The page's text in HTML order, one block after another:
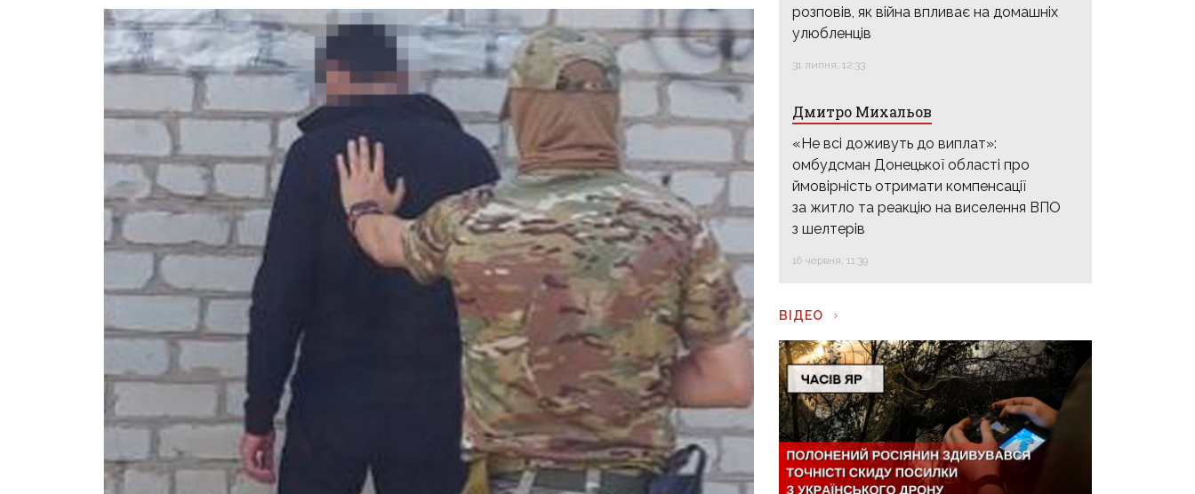
розповів, як війна впливає на домашніх
улюбленців
31 липня, 12:33
Дмитро Михальов
«Не всі доживуть до виплат»:
омбудсман Донецької області про
ймовірність отримати компенсації
за житло та реакцію на виселення ВПО
з шелтерів
16 червня, 11:39
ВІДЕО